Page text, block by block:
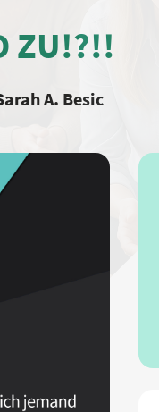
ZU!?!!
A. Besic